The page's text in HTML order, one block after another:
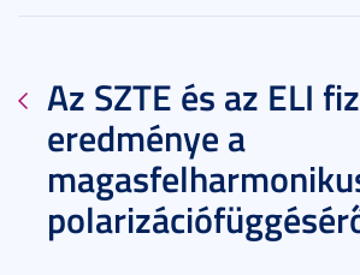
Az SZTE és az ELI
eredménye a